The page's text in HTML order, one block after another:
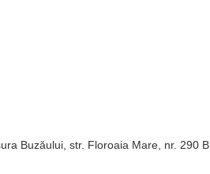
Buzăului , str. Floroaia Mare, nr. 290 B